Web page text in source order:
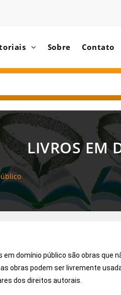
Sobre Contato
LIVROS EM
em domínio público são obras que
obras podem ser livremente
dos direitos autorais.